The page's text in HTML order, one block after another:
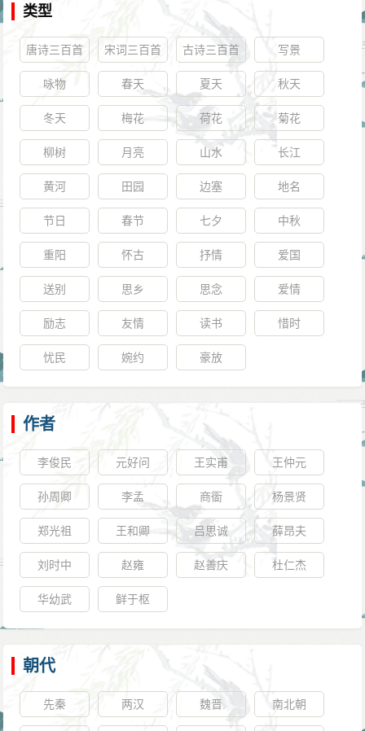
类型
唐诗三百首 宋词三百首 古诗三百首 写景
咏物 春天 夏天 秋天
冬天 梅花 荷花 菊花
柳树 月亮 山水 长江
黄河 田园 边塞 地名
节日 春节 七夕 中秋
重阳 怀古 抒情 爱国
送别 思乡 思念 爱情
励志 友情 读书 惜时
忧民 婉约 豪放
作者
李俊民 元好问 王实甫 王仲元
孙周卿 李孟 商衟 杨景贤
郑光祖 王和卿 吕思诚 薛昂夫
刘时中 赵雍 赵善庆 杜仁杰
华幼武 鲜于枢
朝代
先秦 两汉 魏晋 南北朝